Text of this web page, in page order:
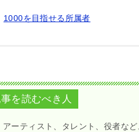
1000を目指せる所属者
を読むべき人
アーティスト、タレント、役者な